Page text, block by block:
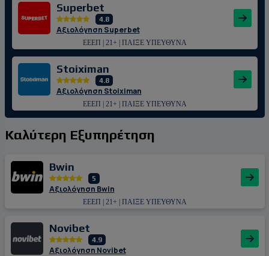
Superbet
4.8
Αξιολόγηση Superbet
ΕΕΕΠ | 21+ | ΠΑΙΞΕ ΥΠΕΥΘΥΝΑ
Stoiximan
4.8
Αξιολόγηση Stoiximan
ΕΕΕΠ | 21+ | ΠΑΙΞΕ ΥΠΕΥΘΥΝΑ
Καλύτερη Εξυπηρέτηση
Bwin
5
Αξιολόγηση Bwin
ΕΕΕΠ | 21+ | ΠΑΙΞΕ ΥΠΕΥΘΥΝΑ
Novibet
4.9
Αξιολόγηση Novibet